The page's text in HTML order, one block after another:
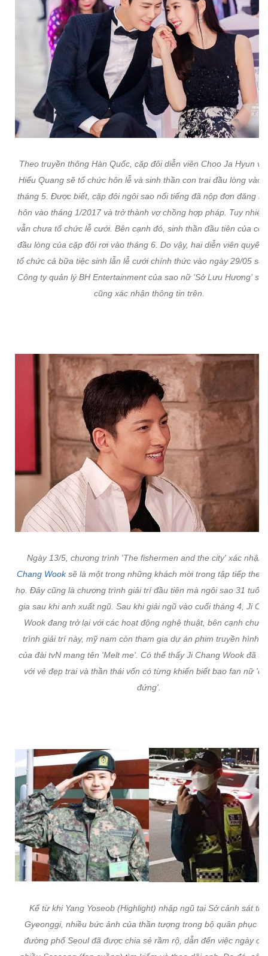
Theo truyền thông Hàn Quốc, cặp đôi diễn viên Choo Ja Hyun và
Hiểu Quang sẽ tổ chức hôn lễ và sinh thần con trai đầu lòng vào
tháng 5. Được biết, cặp đôi ngôi sao nổi tiếng đã nộp đơn đăng
hôn vào tháng 1/2017 và trở thành vợ chồng hợp pháp. Tuy
vẫn chưa tổ chức lễ cưới. Bên cạnh đó, sinh thần đầu tiên của
đầu lòng của cặp đôi rơi vào tháng 6. Do vậy, hai diễn viên quyết
tổ chức cả bữa tiệc sinh lẫn lễ cưới chính thức vào ngày 29/05
Công ty quản lý BH Entertainment của sao nữ 'Sở Lưu Hương'
cũng xác nhận thông tin trên.
Ngày 13/5, chương trình 'The fishermen and the city' xác nhận
Chang Wooksẽ là một trong những khách mời trong tập tiếp theo
họ. Đây cũng là chương trình giải trí đầu tiên mà ngôi sao 31 tuổi
gia sau khi anh xuất ngũ. Sau khi giải ngũ vào cuối tháng 4, Ji
Wook đang trở lại với các hoạt động nghệ thuật, bên cạnh
trình giải trí này, mỹ nam còn tham gia dự án phim truyền hình
của đài tvN mang tên 'Melt me'. Có thể thấy Ji Chang Wook đã
với vẻ đẹp trai và thần thái vốn có từng khiến biết bao fan nữ
đứng'.
Kể từ khi Yang Yoseob (Highlight) nhập ngũ tại Sở cảnh sát
Gyeonggi, nhiều bức ảnh của thần tượng trong bộ quân phục
đường phố Seoul đã được chia sẻ rầm rộ, dẫn đến việc ngày